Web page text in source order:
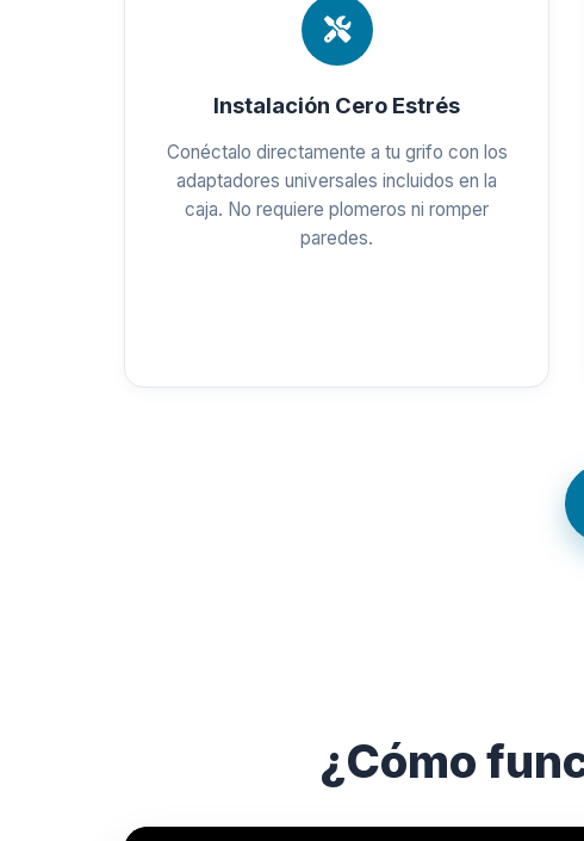
Instalación Cero Estrés
Conéctalo directamente a tu grifo con los
adaptadores universales incluidos en la
caja. No requiere plomeros ni romper
paredes.
¿Cómo